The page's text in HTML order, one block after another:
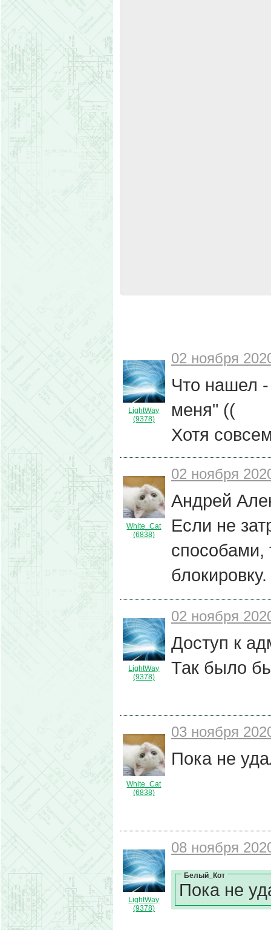
LightWay
(9378)
02 ноября
Что нашел
меня" ((
Хотя
White_Cat
(6838)
02 ноября
Андрей
Если не
способами,
блокировку.
LightWay
(9378)
02 ноября
Доступ к
Так было
White_Cat
(6838)
03 ноября
Пока не
LightWay
(9378)
08 ноября
Белый_Кот
Пока не